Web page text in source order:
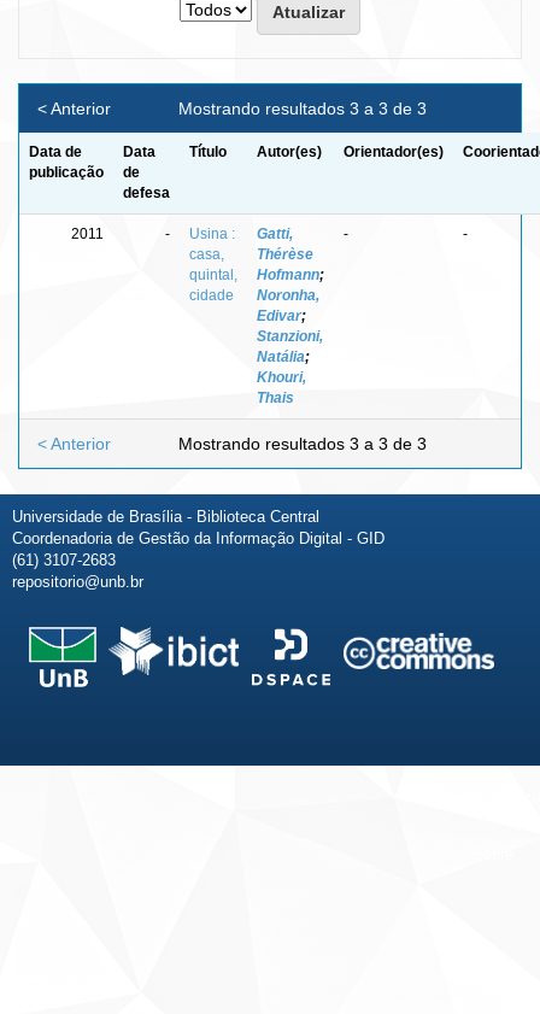
Mostrando resultados 3 a 3 de 3
< Anterior
Data de
publicação
Data
de
defesa
Título Autor(es) Orientador(es)
2011 -
Usina :
casa,
quintal,
cidade
Gatti,
Thérèse
Hofmann;
Noronha,
Edivar;
Stanzioni,
Natália;
Khouri,
Thais
- -
Mostrando resultados 3 a 3 de 3
< Anterior
Universidade de Brasília - Biblioteca Central
Coordenadoria de Gestão da Informação Digital - GID
(61) 3107-2683
repositorio@unb.br